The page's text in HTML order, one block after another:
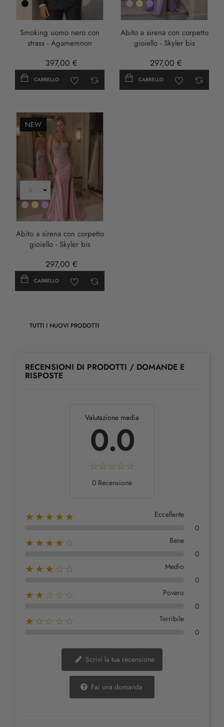
Nero
Smoking uomo nero con
strass - Agamemnon
397,00 €
CARRELLO
RosaOroLILLA
Abito a sirena con corpetto
gioiello - Skyler bis
297,00 €
CARRELLO
NEW
RosaOroLILLA
Abito a sirena con corpetto
gioiello - Skyler bis
297,00 €
CARRELLO
TUTTI I NUOVI PRODOTTI
RECENSIONI DI PRODOTTI / DOMANDE E
RISPOSTE
Valutazione media
0.0
0 Recensione
★★★★★
Eccellente
0
★★★★☆
Bene
0
★★★☆☆
Medio
0
★★☆☆☆
Povero
0
★☆☆☆☆
Terribile
0
Scrivi la tua recensione
Fai una domanda